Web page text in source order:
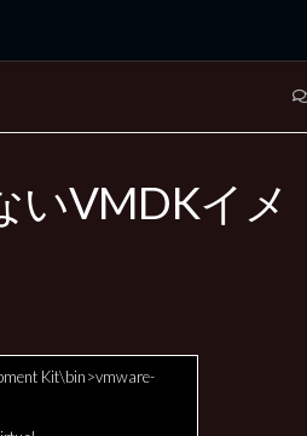
いVMDKイメ
Kit\bin>vmware-